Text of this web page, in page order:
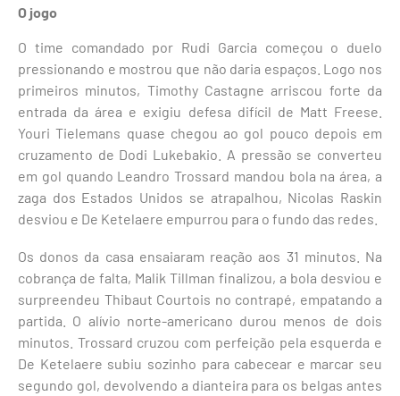
O jogo
O time comandado por Rudi Garcia começou o duelo
pressionando e mostrou que não daria espaços. Logo nos
primeiros minutos, Timothy Castagne arriscou forte da
entrada da área e exigiu defesa difícil de Matt Freese.
Youri Tielemans quase chegou ao gol pouco depois em
cruzamento de Dodi Lukebakio. A pressão se converteu
em gol quando Leandro Trossard mandou bola na área, a
zaga dos Estados Unidos se atrapalhou, Nicolas Raskin
desviou e De Ketelaere empurrou para o fundo das redes.
Os donos da casa ensaiaram reação aos 31 minutos. Na
cobrança de falta, Malik Tillman finalizou, a bola desviou e
surpreendeu Thibaut Courtois no contrapé, empatando a
partida. O alívio norte-americano durou menos de dois
minutos. Trossard cruzou com perfeição pela esquerda e
De Ketelaere subiu sozinho para cabecear e marcar seu
segundo gol, devolvendo a dianteira para os belgas antes